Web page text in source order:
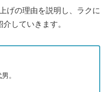
げの理由を説明し、ラクに
していきます。
。